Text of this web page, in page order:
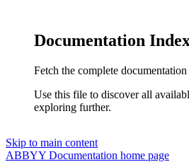
Documentation
Fetch the complete
Use this file to discover all
exploring further.
Skip to main content
ABBYY Documentation home page